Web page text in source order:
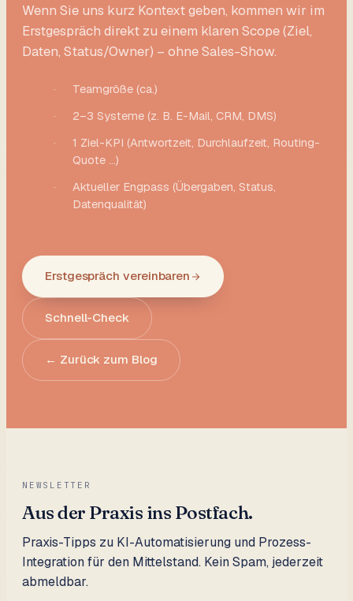
Wenn Sie uns kurz Kontext geben, kommen wir im
Erstgespräch direkt zu einem klaren Scope (Ziel,
Daten, Status/Owner) – ohne Sales-Show.
·
Teamgröße (ca.)
·
2–3 Systeme (z. B. E-Mail, CRM, DMS)
·
1 Ziel-KPI (Antwortzeit, Durchlaufzeit, Routing-
Quote …)
·
Aktueller Engpass (Übergaben, Status,
Datenqualität)
Erstgespräch vereinbaren
Schnell-Check
← Zurück zum Blog
NEWSLETTER
Aus der Praxis ins Postfach.
Praxis-Tipps zu KI-Automatisierung und Prozess-
Integration für den Mittelstand. Kein Spam, jederzeit
abmeldbar.